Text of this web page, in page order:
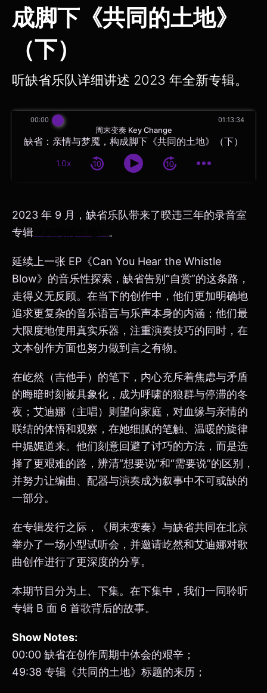
成脚下《共同的土地》
（下）
听缺省乐队详细讲述 2023 年全新专辑。
周末变奏 Key Change
缺省：亲情与梦魇，构成脚下《共同的土地》（下）
1.0x
00:00 01:13:34
2023 年 9 月，缺省乐队带来了暌违三年的录音室
专辑
。
延续上一张 EP《Can You Hear the Whistle
Blow》的音乐性探索，缺省告别“自赏”的这条路，
走得义无反顾。在当下的创作中，他们更加明确地
追求更复杂的音乐语言与乐声本身的内涵；他们最
大限度地使用真实乐器，注重演奏技巧的同时，在
文本创作方面也努力做到言之有物。
在屹然（吉他手）的笔下，内心充斥着焦虑与矛盾
的晦暗时刻被具象化，成为呼啸的狼群与停滞的冬
夜；艾迪娜（主唱）则望向家庭，对血缘与亲情的
联结的体悟和观察，在她细腻的笔触、温暖的旋律
中娓娓道来。他们刻意回避了讨巧的方法，而是选
择了更艰难的路，辨清“想要说”和“需要说”的区别，
并努力让编曲、配器与演奏成为叙事中不可或缺的
一部分。
在专辑发行之际，《周末变奏》与缺省共同在北京
举办了一场小型试听会，并邀请屹然和艾迪娜对歌
曲创作进行了更深度的分享。
本期节目分为上、下集。在下集中，我们一同聆听
专辑 B 面 6 首歌背后的故事。
Show Notes:
00:00 缺省在创作周期中体会的艰辛；
49:38 专辑《共同的土地》标题的来历；